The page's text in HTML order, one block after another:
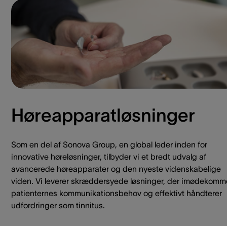
Høreapparatløsninger
Som en del af Sonova Group, en global leder inden for
innovative høreløsninger, tilbyder vi et bredt udvalg af
avancerede høreapparater og den nyeste videnskabelige
viden. Vi leverer skræddersyede løsninger, der
patienternes kommunikationsbehov og effektivt håndterer
udfordringer som tinnitus.